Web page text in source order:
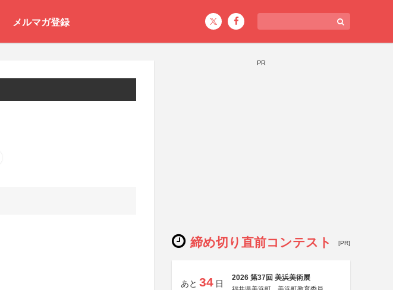
メルマガ登録
PR
締め切り直前コンテスト [PR]
あと 34 日
2026 第37回 美浜美術展